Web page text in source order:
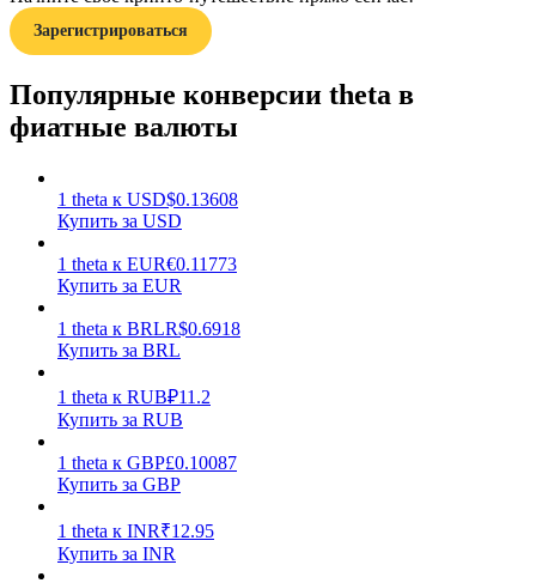
Заработок
Силовая свинья
Получайте конкурентные награды ежедневно
Зарегистрироваться
Популярные конверсии theta в
фиатные валюты
1 theta к USD$0.13608
Купить за USD
1 theta к EUR€0.11773
Купить за EUR
1 theta к BRLR$0.6918
Купить за BRL
1 theta к RUB₽11.2
Купить за RUB
1 theta к GBP£0.10087
Купить за GBP
1 theta к INR₹12.95
Купить за INR